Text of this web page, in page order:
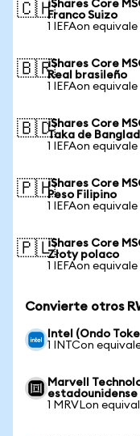
🇨🇭iShares Core
Franco Suizo
1 IEFAon
🇧🇷iShares Core
Real brasileño
1 IEFAon
🇧🇩iShares Core
Taka de
1 IEFAon
🇵🇭iShares Core
Peso Filipino
1 IEFAon
🇵🇱iShares Core
Złoty polaco
1 IEFAon
Convierte otros
Intel (Ondo
1 INTCon
Marvell
estadounidense
1 MRVLon